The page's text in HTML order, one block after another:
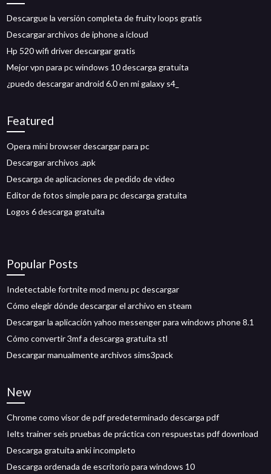
Descargue la versión completa de fruity loops gratis
Descargar archivos de iphone a icloud
Hp 520 wifi driver descargar gratis
Mejor vpn para pc windows 10 descarga gratuita
¿puedo descargar android 6.0 en mi galaxy s4_
Featured
Opera mini browser descargar para pc
Descargar archivos .apk
Descarga de aplicaciones de pedido de video
Editor de fotos simple para pc descarga gratuita
Logos 6 descarga gratuita
Popular Posts
Indetectable fortnite mod menu pc descargar
Cómo elegir dónde descargar el archivo en steam
Descargar la aplicación yahoo messenger para windows phone 8.1
Cómo convertir 3mf a descarga gratuita stl
Descargar manualmente archivos sims3pack
New
Chrome como visor de pdf predeterminado descarga pdf
Ielts trainer seis pruebas de práctica con respuestas pdf download
Descarga gratuita anki incompleto
Descarga ordenada de escritorio para windows 10